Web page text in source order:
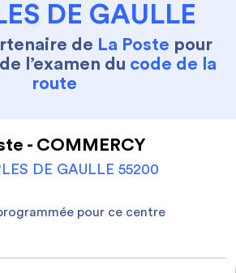
DE GAULLE
de La Poste pour
l’examen du code de la
route
- COMMERCY
DE GAULLE 55200
pour ce centre